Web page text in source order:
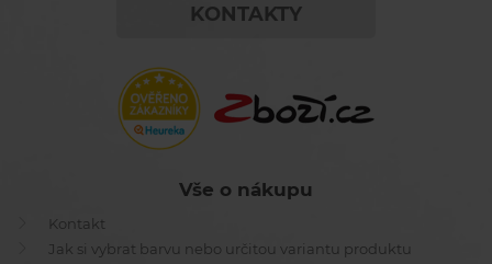
KONTAKTY
Vše o nákupu
Kontakt
Jak si vybrat barvu nebo určitou variantu produktu